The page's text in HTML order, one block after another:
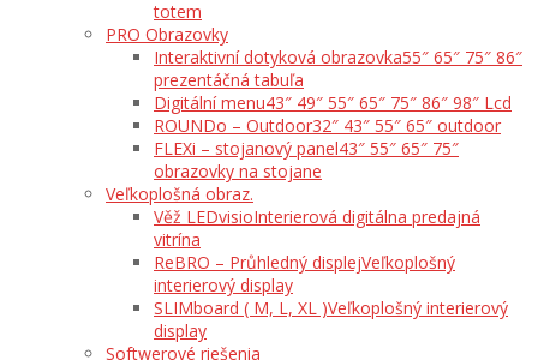
totem
PRO Obrazovky
Interaktivní dotyková obrazovka55″ 65″ 75″ 86″
prezentáčná tabuľa
Digitální menu43″ 49″ 55″ 65″ 75″ 86″ 98″ Lcd
ROUNDo – Outdoor32″ 43″ 55″ 65″ outdoor
FLEXi – stojanový panel43″ 55″ 65″ 75″
obrazovky na stojane
Veľkoplošná obraz.
Věž LEDvisioInterierová digitálna predajná
vitrína
ReBRO – Průhledný displejVeľkoplošný
interierový display
SLIMboard ( M, L, XL )Veľkoplošný interierový
display
Softwerové riešenia